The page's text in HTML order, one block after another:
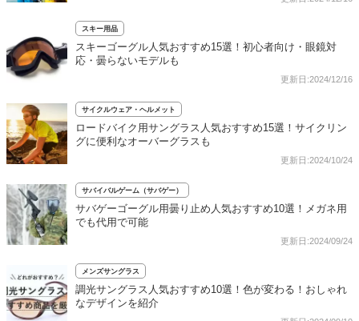
スキー用品
スキーゴーグル人気おすすめ15選！初心者向け・眼鏡対
応・曇らないモデルも
更新日:2024/12/16
サイクルウェア・ヘルメット
ロードバイク用サングラス人気おすすめ15選！サイクリン
グに便利なオーバーグラスも
更新日:2024/10/24
サバイバルゲーム（サバゲー）
サバゲーゴーグル用曇り止め人気おすすめ10選！メガネ用
でも代用で可能
更新日:2024/09/24
メンズサングラス
調光サングラス人気おすすめ10選！色が変わる！おしゃれ
なデザインを紹介